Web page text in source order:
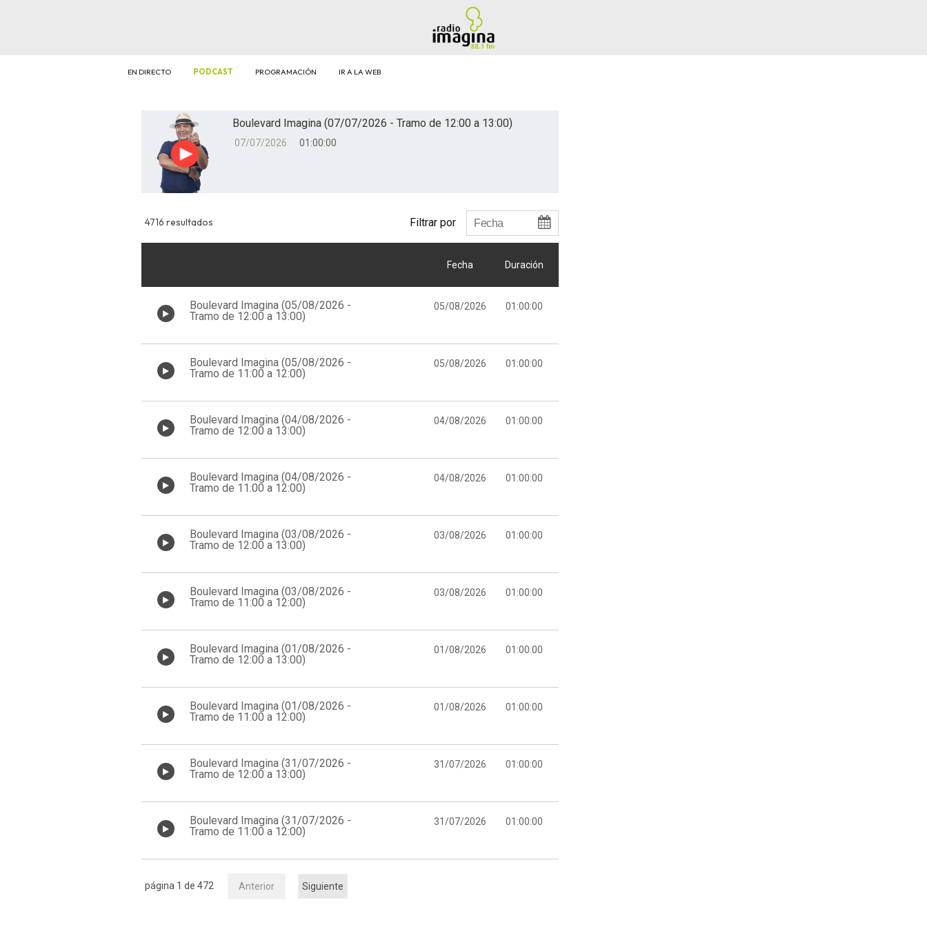
EN DIRECTO PODCAST PROGRAMACIÓN IR A LA WEB
Reproducir
Boulevard Imagina (07/07/2026 - Tramo de 12:00 a 13:00)
07/07/2026 01:00:00
4716 resultados Filtrar por
Fecha Duración
Boulevard Imagina (05/08/2026 -
Tramo de 12:00 a 13:00)
05/08/2026 01:00:00
Boulevard Imagina (05/08/2026 -
Tramo de 11:00 a 12:00)
05/08/2026 01:00:00
Boulevard Imagina (04/08/2026 -
Tramo de 12:00 a 13:00)
04/08/2026 01:00:00
Boulevard Imagina (04/08/2026 -
Tramo de 11:00 a 12:00)
04/08/2026 01:00:00
Boulevard Imagina (03/08/2026 -
Tramo de 12:00 a 13:00)
03/08/2026 01:00:00
Boulevard Imagina (03/08/2026 -
Tramo de 11:00 a 12:00)
03/08/2026 01:00:00
Boulevard Imagina (01/08/2026 -
Tramo de 12:00 a 13:00)
01/08/2026 01:00:00
Boulevard Imagina (01/08/2026 -
Tramo de 11:00 a 12:00)
01/08/2026 01:00:00
Boulevard Imagina (31/07/2026 -
Tramo de 12:00 a 13:00)
31/07/2026 01:00:00
Boulevard Imagina (31/07/2026 -
Tramo de 11:00 a 12:00)
31/07/2026 01:00:00
Anterior Siguiente
página 1 de 472